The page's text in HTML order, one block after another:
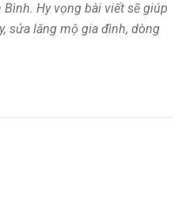
Hy vọng bài viết sẽ giúp
sửa lăng mộ gia đình, dòng